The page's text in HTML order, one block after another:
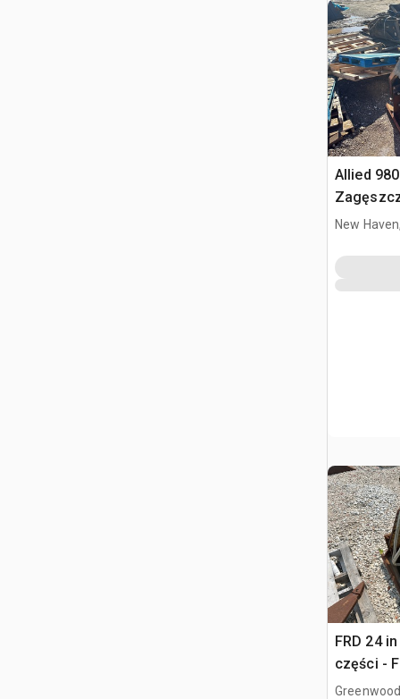
Allied
CAT 320
New
FRD 24
części -